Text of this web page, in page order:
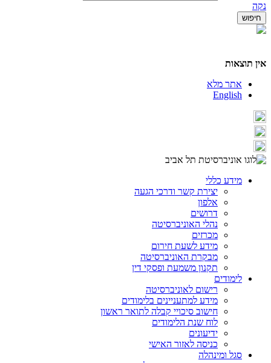
נקה
אין תוצאות
אתר מלא
English
מידע כללי
יצירת קשר ודרכי הגעה
אלפון
דרושים
נהלי האוניברסיטה
מכרזים
מידע לשעת חירום
מבקרת האוניברסיטה
תקנון משמעת ופסקי דין
לימודים
רישום לאוניברסיטה
מידע למתעניינים בלימודים
חישוב סיכויי קבלה לתואר ראשון
לוח שנת הלימודים
ידיעונים
כניסה לאזור האישי
סגל ומינהלה